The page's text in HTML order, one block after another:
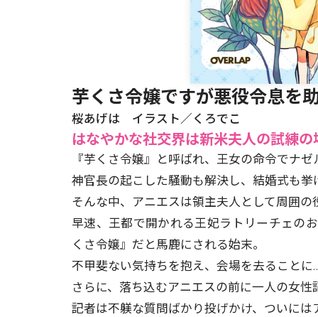
芋くさ令嬢ですが悪役令息を
桜あげは イラスト／くろでこ
はなやかな社交界は新米夫人の試練の
『芋くさ令嬢』と呼ばれ、王女の命令でナ
神官長の起こした騒動も解決し、結婚式も
そんな中、アニエスは領主夫人として周囲
早速、王都で開かれる王妃ラトリーチェの
くさ令嬢』だと馬鹿にされる始末。
不甲斐ない気持ちを抱え、会場を去ることに
さらに、落ち込むアニエスの前に一人の女性
記者は不躾な質問ばかり投げかけ、ついに